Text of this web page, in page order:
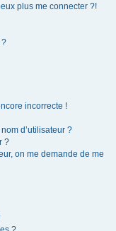
plus me connecter ?!
?
incorrecte !
d’utilisateur ?
?
on me demande de me